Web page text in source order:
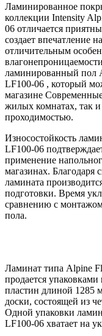
Ламинированное
коллекции Intensity
06 отличается
создает впечатление
отличительным
ламинированный пол
LF100-06 , который
магазине
жилых комнатах, так
проходимостью.
Износостойкость
LF100-06
применение
магазинах. Благодаря
ламината
подготовки. Время
сравнению с
пола.
Ламинат типа Alpine
продается
пластин длиной
доски, состоящей из
Одной упаковки
LF100-06 хватает на